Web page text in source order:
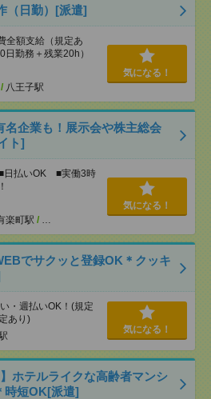
（日勤）[派遣]
全額支給（規定あ
勤務＋残業20h）
/ 八王子駅
気になる！
名企業も！展示会や株主総会
ト]
払いOK ■実働3時
楽町駅 / …
気になる！
でサクッと登録OK＊クッキ
・週払いOK！(規定
あり)
気になる！
ホテルライクな高齢者マンシ
時短OK[派遣]